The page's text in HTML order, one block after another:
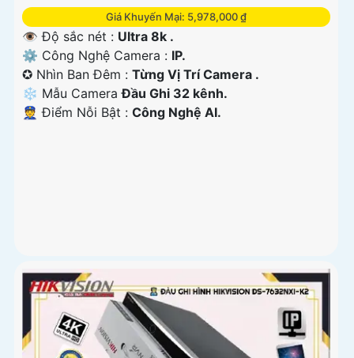
Giá Khuyến Mại: 5,978,000 ₫
👁 Độ sắc nét : Ultra 8k .
⚙ Công Nghệ Camera : IP.
✪ Nhìn Ban Đêm : Từng Vị Trí Camera .
❄ Mẫu CameraĐầu Ghi 32 kênh.
️👮 Điểm Nỗi Bật : Công Nghệ AI.